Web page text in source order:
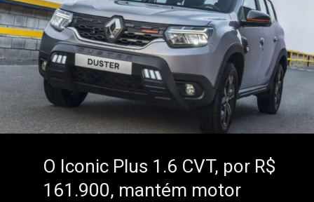
O Iconic Plus 1.6 CVT, por R$
161.900, mantém motor
O Iconic Plus 1.6 CVT, por R$
161.900, mantém motor